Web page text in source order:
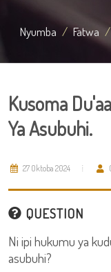
Nyumba Fatwa
Kusoma
Ya Asubuhi.
27 Oktoba 2024
QUESTION
Ni ipi hukumu ya
asubuhi?